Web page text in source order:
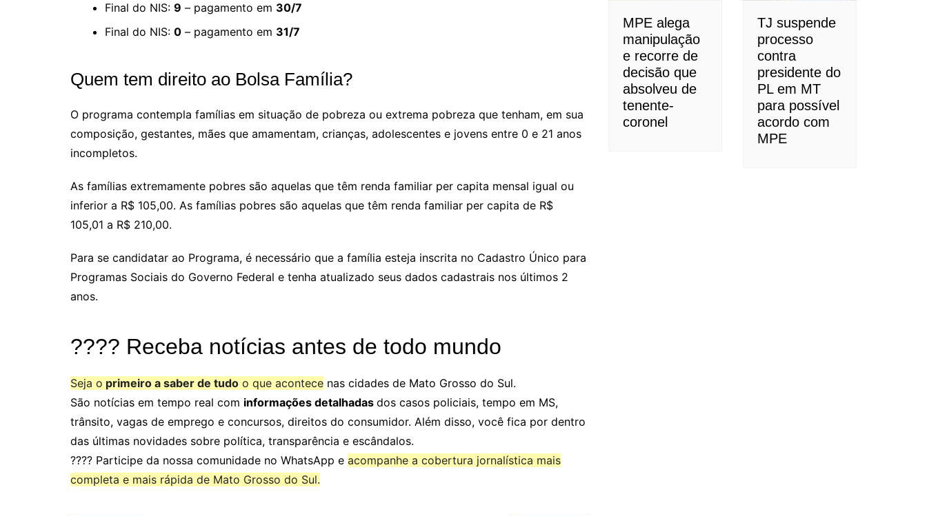
Final do NIS: 9 – pagamento em 30/7
Final do NIS: 0 – pagamento em 31/7
Quem tem direito ao Bolsa Família?
O programa contempla famílias em situação de pobreza ou extrema pobreza que tenham, em sua
composição, gestantes, mães que amamentam, crianças, adolescentes e jovens entre 0 e 21 anos
incompletos.
As famílias extremamente pobres são aquelas que têm renda familiar per capita mensal igual ou
inferior a R$ 105,00. As famílias pobres são aquelas que têm renda familiar per capita de R$
105,01 a R$ 210,00.
Para se candidatar ao Programa, é necessário que a família esteja inscrita no Cadastro Único para
Programas Sociais do Governo Federal e tenha atualizado seus dados cadastrais nos últimos 2
anos.
???? Receba notícias antes de todo mundo
Seja o primeiro a saber de tudo o que acontece nas cidades de Mato Grosso do Sul.
São notícias em tempo real com informações detalhadas dos casos policiais, tempo em MS,
trânsito, vagas de emprego e concursos, direitos do consumidor. Além disso, você fica por dentro
das últimas novidades sobre política, transparência e escândalos.
???? Participe da nossa comunidade no WhatsApp e acompanhe a cobertura jornalística mais
completa e mais rápida de Mato Grosso do Sul.
MPE alega
manipulação
e recorre de
decisão que
absolveu de
tenente-
coronel
TJ suspende
processo
contra
presidente do
PL em MT
para possível
acordo com
MPE